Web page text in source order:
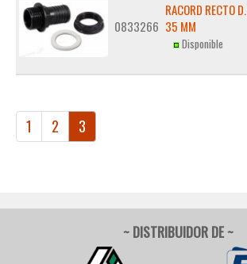
0833266
RACORD RECTO D.
35 MM
Disponible
1 2 3
~ DISTRIBUIDOR DE ~